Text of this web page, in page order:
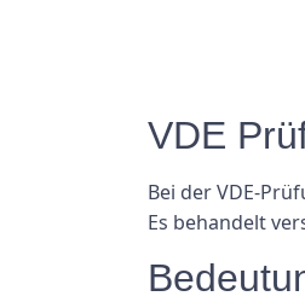
VDE
Bei der VDE-
Es behandelt